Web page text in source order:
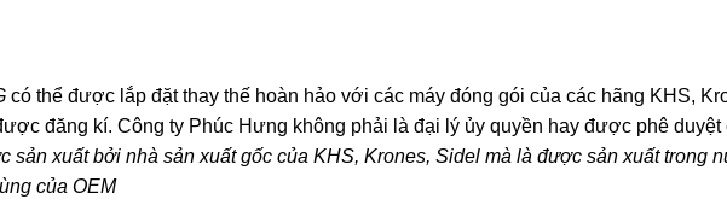
có thể được lắp đặt thay thế hoàn hảo với các máy đóng gói của các hãng KHS,
đăng kí. Công ty Phúc Hưng không phải là đại lý ủy quyền hay được phê duyệt
sản xuất bởi nhà sản xuất gốc của KHS, Krones, Sidel mà là được sản xuất trong
của OEM